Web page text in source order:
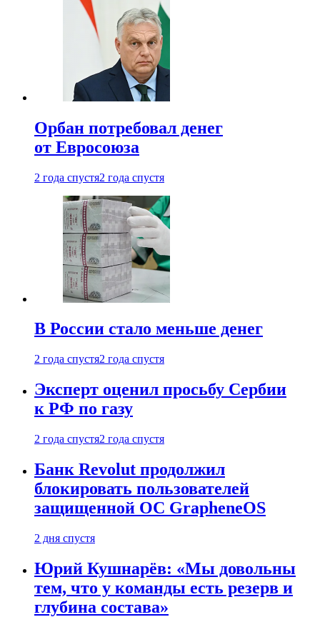
Орбан потребовал денег
от Евросоюза
2 года спустя2 года спустя
В России стало меньше денег
2 года спустя2 года спустя
Эксперт оценил просьбу Сербии
к РФ по газу
2 года спустя2 года спустя
Банк Revolut продолжил
блокировать пользователей
защищенной ОС GrapheneOS
2 дня спустя
Юрий Кушнарёв: «Мы довольны
тем, что у команды есть резерв и
глубина состава»